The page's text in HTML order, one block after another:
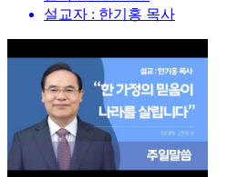
설교자 : 한기홍 목사